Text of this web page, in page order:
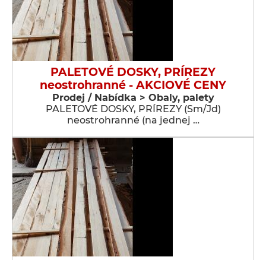
PALETOVÉ DOSKY, PRÍREZY
neostrohranné - AKCIOVÉ CENY
Prodej / Nabídka > Obaly, palety
PALETOVÉ DOSKY, PRÍREZY (Sm/Jd)
neostrohranné (na jednej …